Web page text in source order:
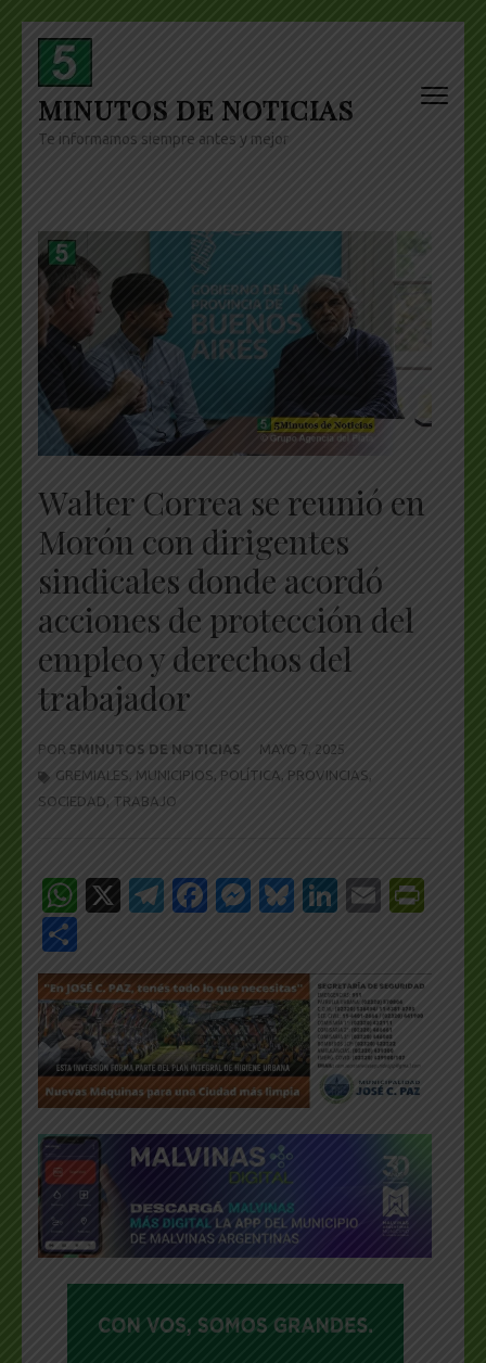
Skip
content
(Press
Enter)
MINUTOS DE NOTICIAS
Te informamos siempre antes y mejor
Walter Correa se reunió en
Morón con dirigentes
sindicales donde acordó
acciones de protección del
empleo y derechos del
trabajador
POR 5MINUTOS DE NOTICIAS
MAYO 7, 2025
GREMIALES, MUNICIPIOS, POLÍTICA, PROVINCIAS
SOCIEDAD, TRABAJO
WhatsApp
X Telegram
Facebook
Messenger
Bluesky
LinkedIn
Email